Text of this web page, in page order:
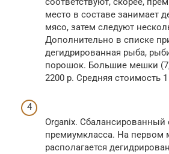
место в составе занимает
мясо, затем следуют
Дополнительно в списке
дегидрированная рыба,
порошок. Большие мешки
2200 р. Средняя стоимость
Organix. Сбалансированный
премиумкласса. На первом
располагается